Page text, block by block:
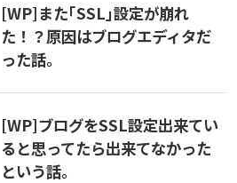
[WP]また｢SSL｣設定が崩れ
た！？原因はブログエディタだ
った話。
[WP]ブログをSSL設定出来てい
ると思ってたら出来てなかった
という話。